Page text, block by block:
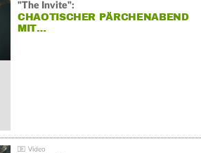
"The Invite":
CHAOTISCHER PÄRCHENABEND
MIT…